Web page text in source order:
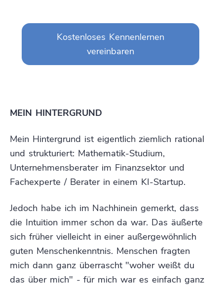
Kostenloses Kennenlernen
vereinbaren
MEIN HINTERGRUND
Mein Hintergrund ist eigentlich ziemlich rational
und strukturiert: Mathematik-Studium,
Unternehmensberater im Finanzsektor und
Fachexperte / Berater in einem KI-Startup.
Jedoch habe ich im Nachhinein gemerkt, dass
die Intuition immer schon da war. Das äußerte
sich früher vielleicht in einer außergewöhnlich
guten Menschenkenntnis. Menschen fragten
mich dann ganz überrascht "woher weißt du
das über mich" - für mich war es einfach ganz